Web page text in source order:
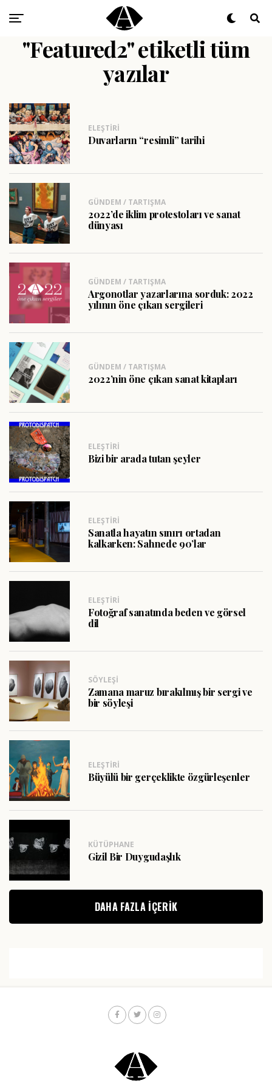
"Featured2" etiketli tüm
yazılar
ELEŞTIRI
Duvarların “resimli” tarihi
GÜNDEM / TARTIŞMA
2022’de iklim protestoları ve sanat
dünyası
GÜNDEM / TARTIŞMA
Argonotlar yazarlarına sorduk: 2022
yılının öne çıkan sergileri
GÜNDEM / TARTIŞMA
2022’nin öne çıkan sanat kitapları
ELEŞTIRI
Bizi bir arada tutan şeyler
ELEŞTIRI
Sanatla hayatın sınırı ortadan
kalkarken: Sahnede 90’lar
ELEŞTIRI
Fotoğraf sanatında beden ve görsel
dil
SÖYLEŞI
Zamana maruz bırakılmış bir sergi ve
bir söyleşi
ELEŞTIRI
Büyülü bir gerçeklikte özgürleşenler
KÜTÜPHANE
Gizil Bir Duygudaşlık
DAHA FAZLA IÇERIK